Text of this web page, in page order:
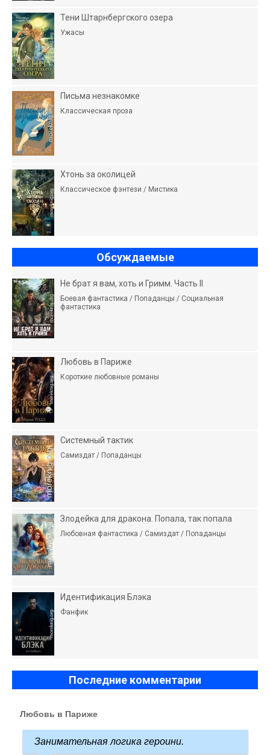
Тени Штарнбергского озера
Ужасы
Письма незнакомке
Классическая проза
Хтонь за околицей
Классическое фэнтези / Мистика
Обсуждаемые
Не брат я вам, хоть и Гримм. Часть II
Боевая фантастика / Попаданцы / Социальная
фантастика
Любовь в Париже
Короткие любовные романы
Системный тактик
Самиздат / Попаданцы
Злодейка для дракона. Попала, так попала
Любовная фантастика / Самиздат / Попаданцы
Идентификация Блэка
Фанфик
Последние комментарии
Любовь в Париже
Занимательная логика героини.